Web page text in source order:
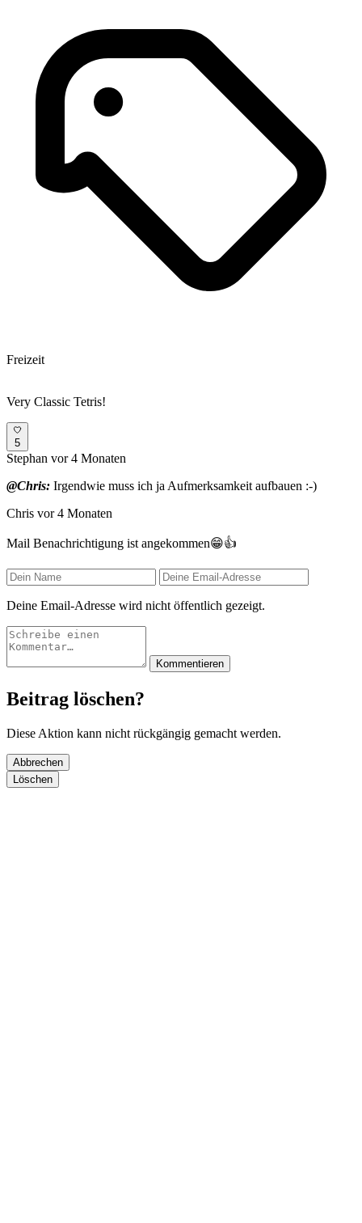
Freizeit
Very Classic Tetris!
5
Stephan vor 4 Monaten
@Chris: Irgendwie muss ich ja Aufmerksamkeit aufbauen :-)
Chris vor 4 Monaten
Mail Benachrichtigung ist angekommen😁👍
Deine Email-Adresse wird nicht öffentlich gezeigt.
Kommentieren
Beitrag löschen?
Diese Aktion kann nicht rückgängig gemacht werden.
Abbrechen
Löschen